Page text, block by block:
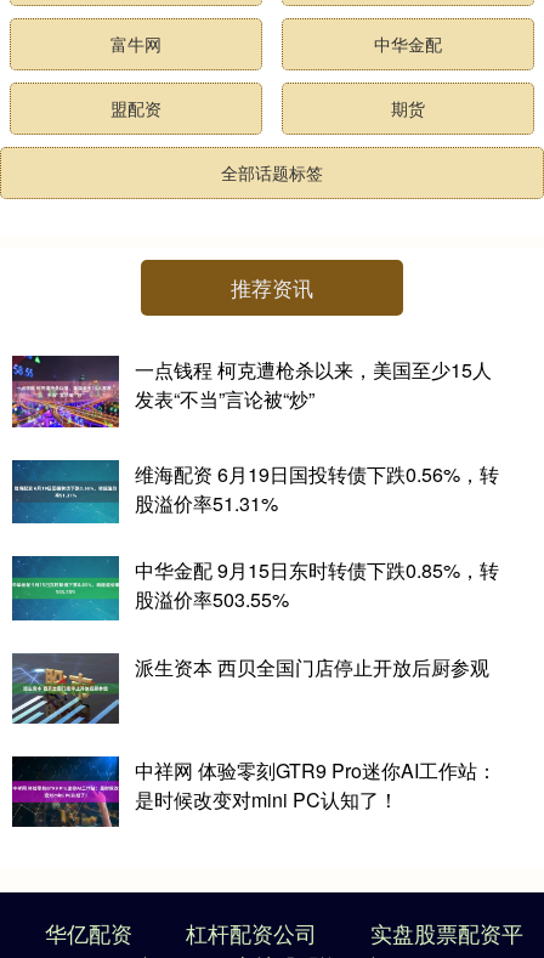
富牛网 中华金配
盟配资 期货
全部话题标签
推荐资讯
一点钱程 柯克遭枪杀以来，美国至少15人
发表“不当”言论被“炒”
维海配资 6月19日国投转债下跌0.56%，转
股溢价率51.31%
中华金配 9月15日东时转债下跌0.85%，转
股溢价率503.55%
派生资本 西贝全国门店停止开放后厨参观
中祥网 体验零刻GTR9 Pro迷你AI工作站：
是时候改变对mini PC认知了！
华亿配资 杠杆配资公司
实盘股票配资平